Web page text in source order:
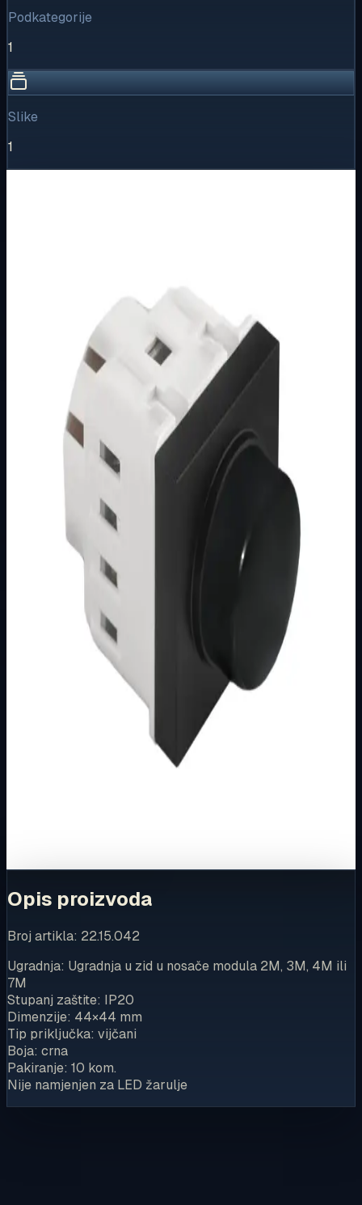
Podkategorije
1
Slike
1
Osnovne informacije
Metalka Majur
MODULARNI PROGRAM- KOMBO
Podkategorija
Način prikaza
Prezentacijski prikaz bez cijena, košarice, zaliha i
Kratak pregled
Broj artikla: 22.15.042 Ugradnja: Ugradnja u zid u nosače
modula 2M, 3M, 4M ili 7M Stupanj zaštite: IP20
Dimenzije: 44&#215;44 mm Tip priklj…
Dostupno za kupnju u internetskoj trgovini Živić-
Ovaj proizvod možete kupiti u našoj internetskoj trgovini.
Opis proizvoda
Broj artikla: 22.15.042
Ugradnja: Ugradnja u zid u nosače modula 2M, 3M, 4M ili
7M
Stupanj zaštite: IP20
Dimenzije: 44×44 mm
Tip priključka: vijčani
Boja: crna
Pakiranje: 10 kom.
Nije namjenjen za LED žarulje